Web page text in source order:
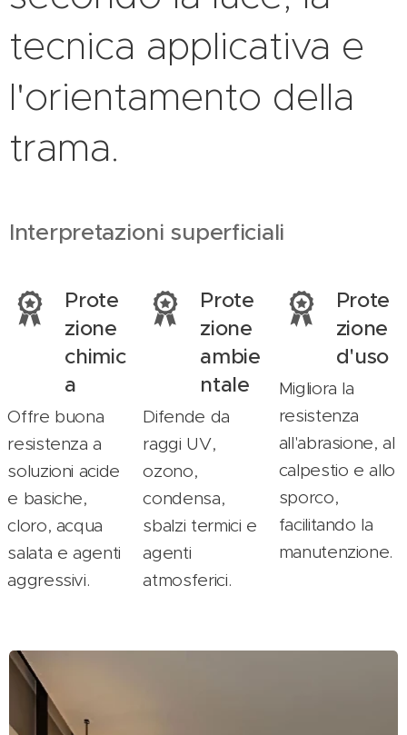
tecnica applicativa e
l'orientamento della
trama.
Interpretazioni superficiali
Prote
zione
chimic
a
Offre buona
resistenza a
soluzioni acide
e basiche,
cloro, acqua
salata e agenti
aggressivi.
Prote
zione
ambie
ntale
Difende da
raggi UV,
ozono,
condensa,
sbalzi termici e
agenti
atmosferici.
Prote
zione
d'uso
Migliora la
resistenza
all'abrasione, al
calpestio e allo
sporco,
facilitando la
manutenzione.